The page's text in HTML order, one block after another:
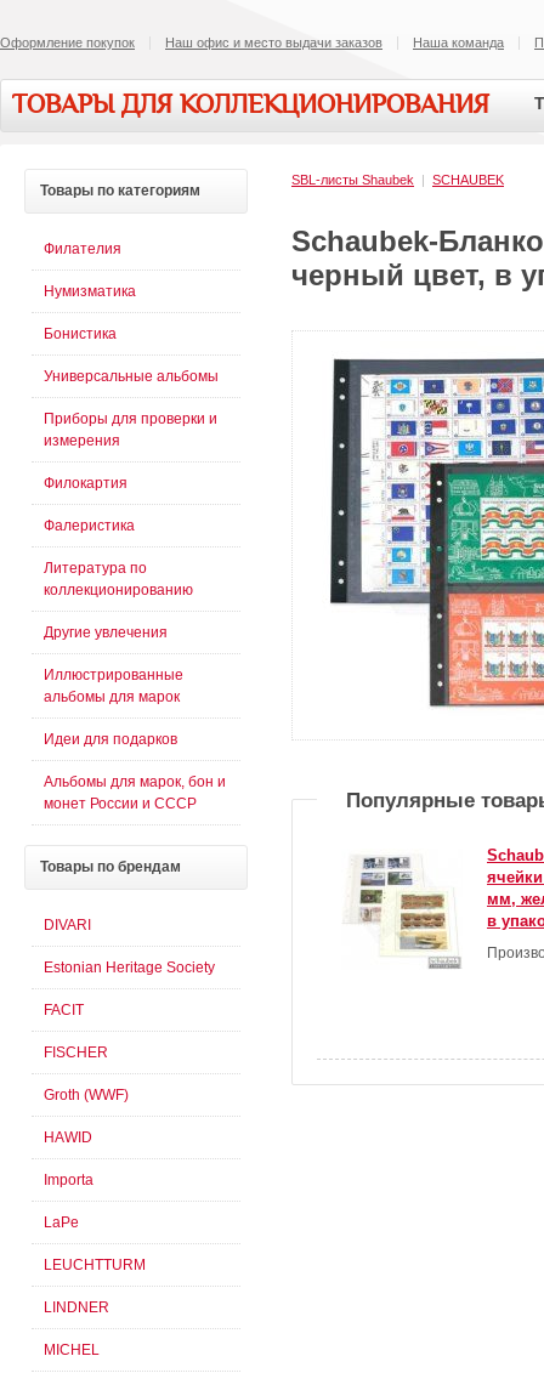
Оформление покупок Наш офис и место выдачи заказов Наша команда
ТОВАРЫ ДЛЯ КОЛЛЕКЦИОНИРОВАНИЯ
SBL-листы Shaubek | SCHAUBEK
Schaubek-
черный цвет, в
Популярные
мм,
в
Товары по категориям
Филателия
Нумизматика
Бонистика
Универсальные альбомы
Приборы для проверки и
измерения
Филокартия
Фалеристика
Литература по
коллекционированию
Другие увлечения
Иллюстрированные
альбомы для марок
Идеи для подарков
Альбомы для марок, бон и
монет России и СССР
Товары по брендам
DIVARI
Estonian Heritage Society
FACIT
FISCHER
Groth (WWF)
HAWID
Importa
LaPe
LEUCHTTURM
LINDNER
MICHEL